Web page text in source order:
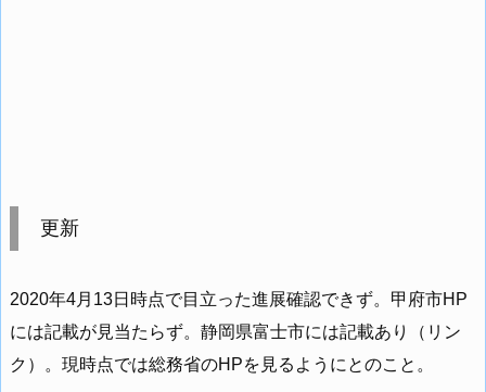
更新
2020年4月13日時点で目立った進展確認できず。甲府市HP
には記載が見当たらず。静岡県富士市には記載あり（リン
ク）。現時点では総務省のHPを見るようにとのこと。